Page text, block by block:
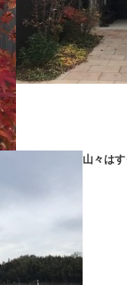
山々は